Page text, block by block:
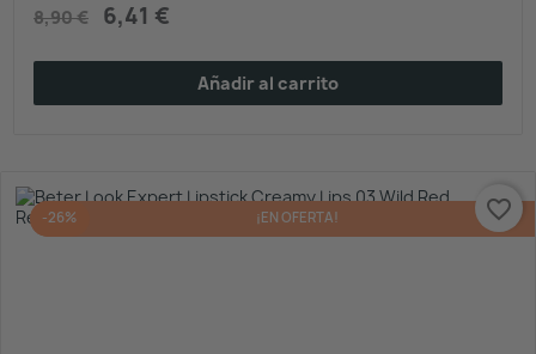
8,90 € 6,41 €
Añadir al carrito
¡EN OFERTA!
-26% favorite_border